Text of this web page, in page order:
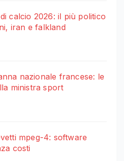
calcio 2026: il più politico
iran e falkland
nazionale francese: le
ministra sport
mpeg-4: software
costi